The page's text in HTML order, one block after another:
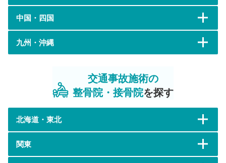
中国・四国
九州・沖縄
交通事故施術の
整骨院・接骨院を探す
北海道・東北
関東